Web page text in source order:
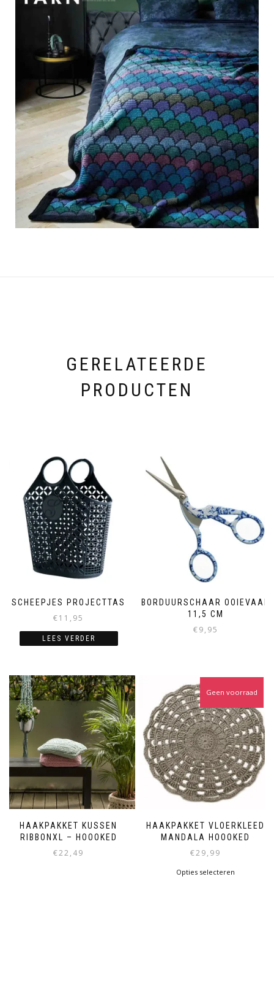
GERELATEERDE
PRODUCTEN
SCHEEPJES PROJECTTAS
€11,95
LEES VERDER
BORDUURSCHAAR OOIEVAAR
11,5 CM
€9,95
HAAKPAKKET KUSSEN
RIBBONXL – HOOOKED
€22,49
HAAKPAKKET VLOERKLEED
MANDALA HOOOKED
€29,99
Geen voorraad
Opties selecteren